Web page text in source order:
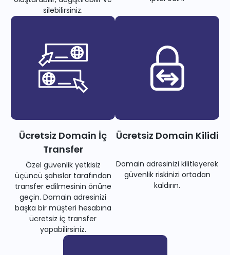
silebilirsiniz.
Ücretsiz Domain İç
Transfer
Özel güvenlik yetkisiz
üçüncü şahıslar tarafından
transfer edilmesinin önüne
geçin. Domain adresinizi
başka bir müşteri hesabına
ücretsiz iç transfer
yapabilirsiniz.
Ücretsiz Domain Kilidi
Domain adresinizi kilitleyerek
güvenlik riskinizi ortadan
kaldırın.